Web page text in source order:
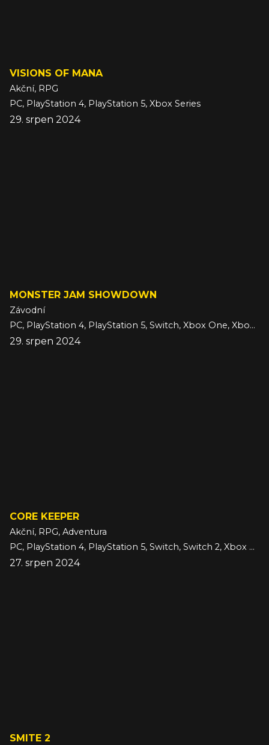
VISIONS OF MANA
Akční, RPG
PC, PlayStation 4, PlayStation 5, Xbox Series
29. srpen 2024
MONSTER JAM SHOWDOWN
Závodní
PC, PlayStation 4, PlayStation 5, Switch, Xbox One, Xbox Series
29. srpen 2024
CORE KEEPER
Akční, RPG, Adventura
PC, PlayStation 4, PlayStation 5, Switch, Switch 2, Xbox One, Xbox Series
27. srpen 2024
SMITE 2